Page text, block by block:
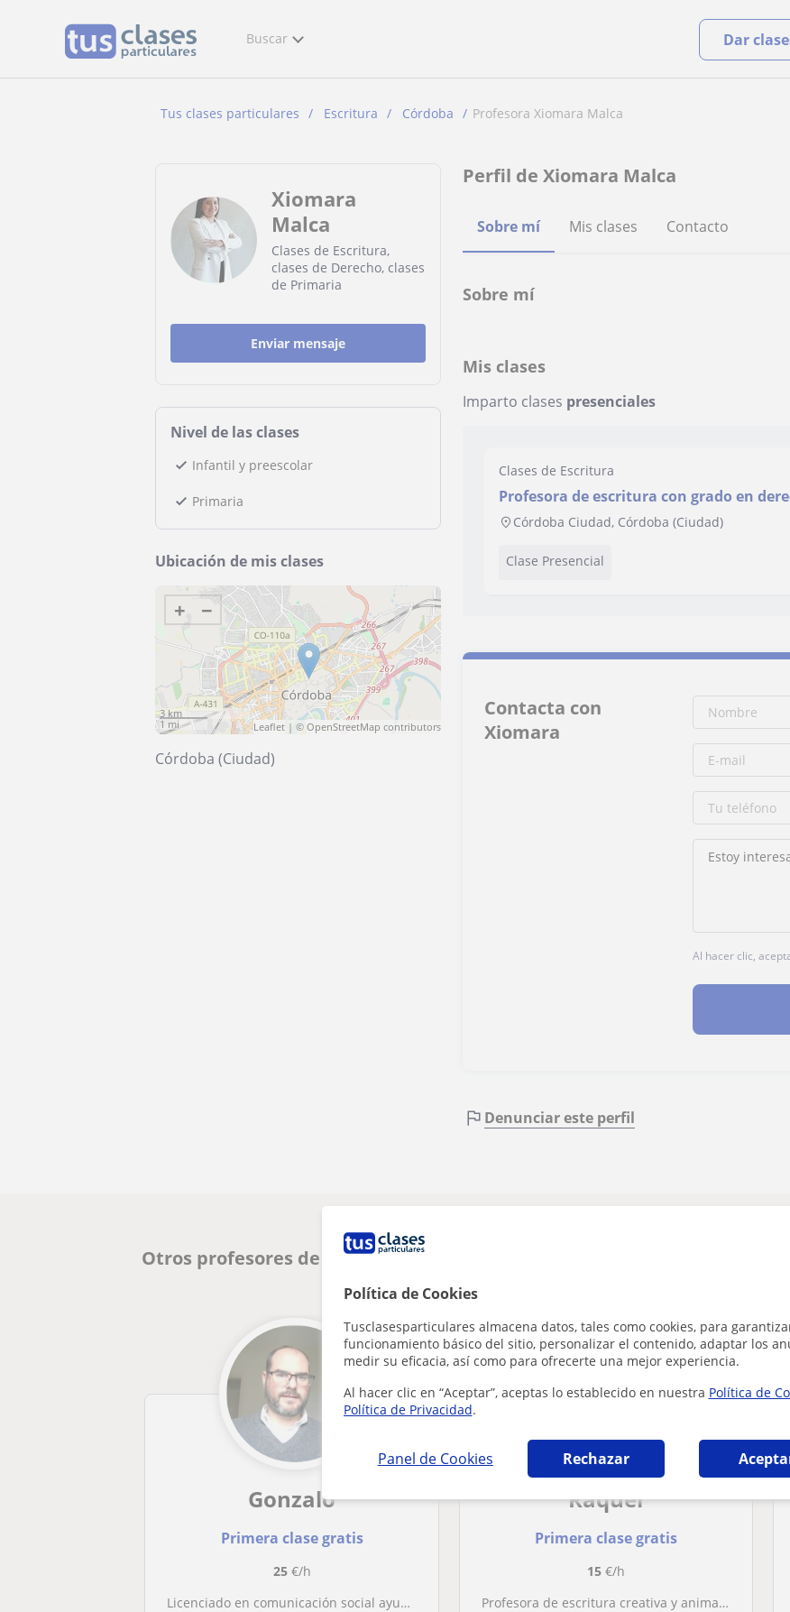
Política de Cookies
Tusclasesparticulares almacena datos, tales como cookies, para
funcionamiento básico del sitio, personalizar el contenido, adaptar los
medir su eficacia, así como para ofrecerte una mejor experiencia.
Al hacer clic en “Aceptar”, aceptas lo establecido en nuestra Política de
Política de Privacidad.
Panel de Cookies Rechazar
Buscar Dar
Tus clases particulares Escritura Córdoba Profesora Xiomara Malca
Xiomara
Malca
Clases de Escritura,
clases de Derecho, clases
de Primaria
Enviar mensaje
Nivel de las clases
Infantil y preescolar
Primaria
Ubicación de mis clases
+ −
3 km
1 mi
Leaflet | ©OpenStreetMap contributors
Córdoba (Ciudad)
Perfil de Xiomara Malca
Sobre mí Mis clases Contacto
Sobre mí
Mis clases
Imparto clases presenciales
Clases de Escritura
Profesora de escritura con grado en
proactividad
Córdoba Ciudad, Córdoba (Ciudad)
Clase Presencial
Contacta con
Xiomara
Al hacer clic,
Denunciar este perfil
Otros profesores de Escritura en Córdoba que pueden interesarte
Gonzalo
Primera clase gratis
25€/h
Licenciado en comunicación social ayuda a una mejor redacción
Raquel
Primera clase gratis
15€/h
Profesora de escritura creativa y animación a la lectura, para todos los niveles y todas las edades